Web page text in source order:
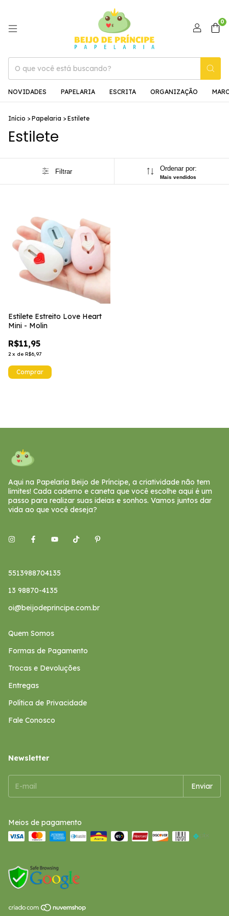
0
NOVIDADES PAPELARIA ESCRITA ORGANIZAÇÃO
Início > Papelaria > Estilete
Estilete
Filtrar Ordenar por:
Mais vendidos
Estilete Estreito Love Heart
Mini - Molin
R$11,95
2 x de R$6,97
Comprar
Aqui na Papelaria Beijo de Príncipe, a criatividade não tem
limites! Cada caderno e caneta que você escolhe aqui é um
passo para realizar suas ideias e sonhos. Vamos juntos dar
vida ao que você deseja?
5513988704135
13 98870-4135
oi@beijodeprincipe.com.br
Quem Somos
Formas de Pagamento
Trocas e Devoluções
Entregas
Política de Privacidade
Fale Conosco
Newsletter
Meios de pagamento